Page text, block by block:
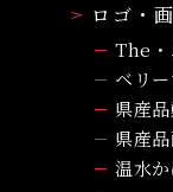
ロゴ・
The・
ベリ
県産
県産
温水